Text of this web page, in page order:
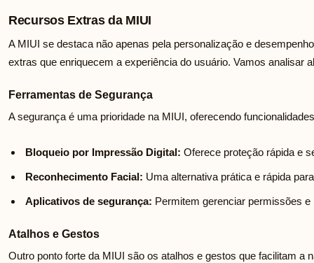
Recursos Extras da MIUI
A MIUI se destaca não apenas pela personalização e
extras que enriquecem a experiência do usuário. Vamos analisar
Ferramentas de Segurança
A segurança é uma prioridade na MIUI, oferecendo
Bloqueio por Impressão Digital: Oferece proteção rápida e
Reconhecimento Facial: Uma alternativa prática e rápida
Aplicativos de segurança: Permitem gerenciar permissões
Atalhos e Gestos
Outro ponto forte da MIUI são os atalhos e gestos que facilitam a